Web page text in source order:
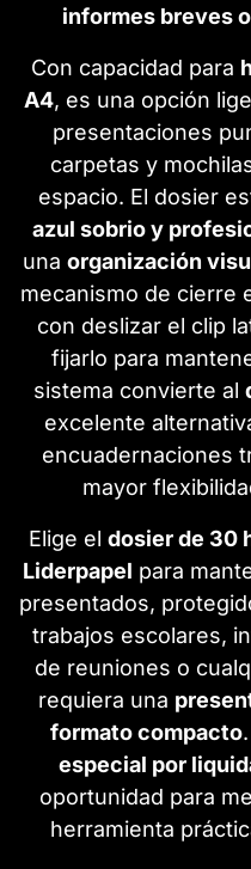
informes breves
Con capacidad para
A4, es una opción
presentaciones
carpetas y
espacio. El dosier
azul sobrio y
una organización
mecanismo de cierre
con deslizar el clip
fijarlo para
sistema convierte al
excelente
encuadernaciones
mayor
Elige el dosier de 30
Liderpapel para
presentados,
trabajos escolares,
de reuniones o
requiera una
formato compacto.
especial por
oportunidad para
herramienta